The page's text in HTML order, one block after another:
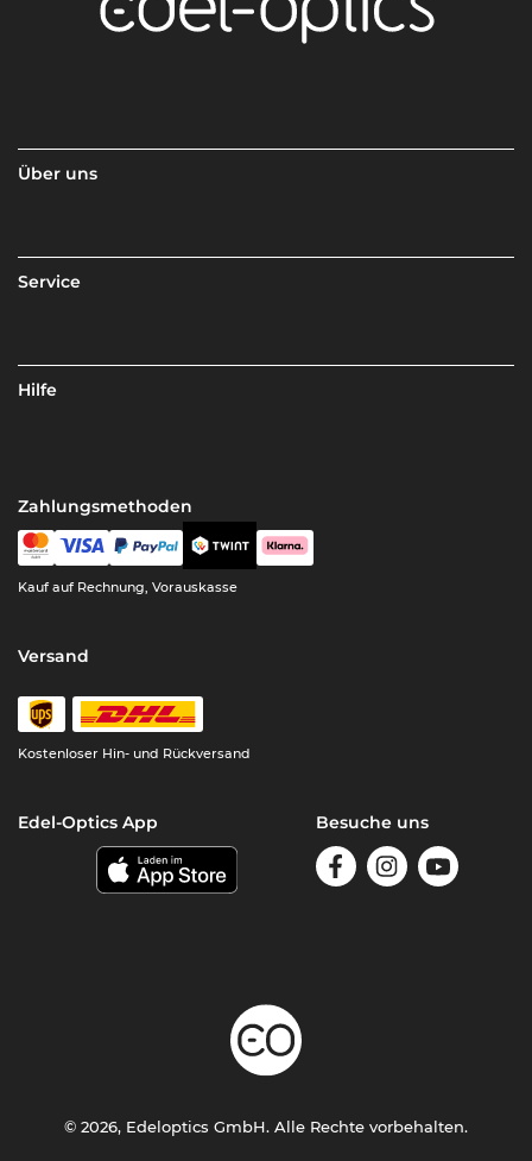
Über uns
Service
Hilfe
Zahlungsmethoden
Kauf auf Rechnung, Vorauskasse
Versand
Kostenloser Hin- und Rückversand
Edel-Optics App Besuche uns
© 2026, Edeloptics GmbH. Alle Rechte vorbehalten.